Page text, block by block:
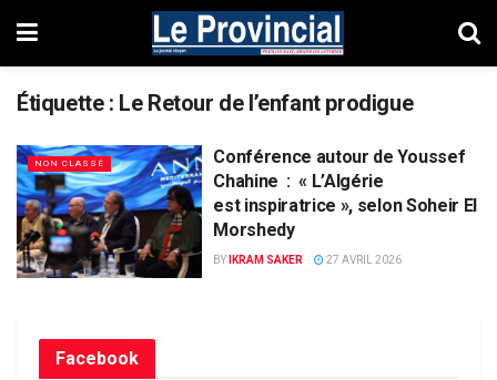
Étiquette : Le Retour de l’enfant prodigue
NON CLASSÉ
Conférence autour de Youssef
Chahine : « L’Algérie
est inspiratrice », selon Soheir El
Morshedy
BY IKRAM SAKER 27 AVRIL 2026
Facebook